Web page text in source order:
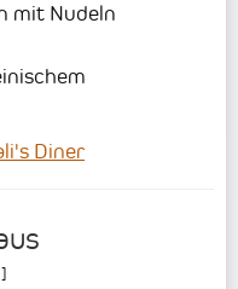
mit Nudeln
Diner
]